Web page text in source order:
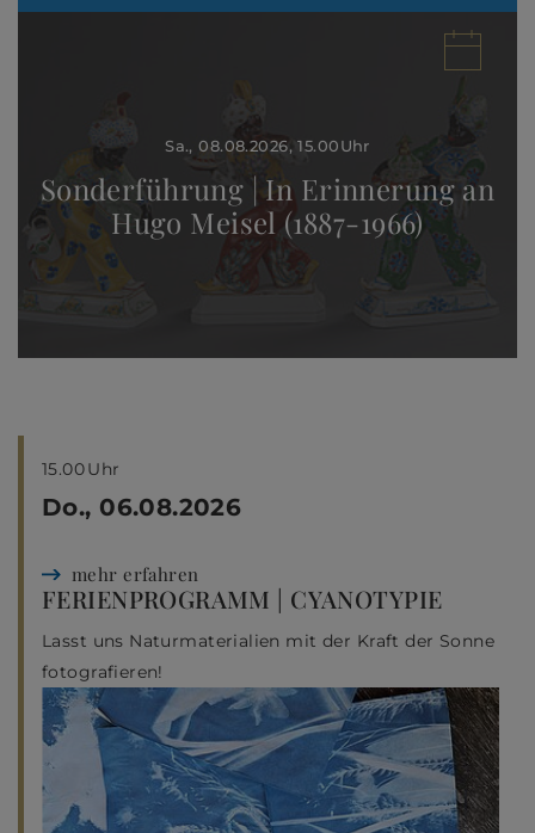
Sa., 08.08.2026, 15.00Uhr
Sonderführung | In Erinnerung an
Hugo Meisel (1887-1966)
15.00Uhr
Do., 06.08.2026
mehr erfahren
FERIENPROGRAMM | CYANOTYPIE
Lasst uns Naturmaterialien mit der Kraft der Sonne
fotografieren!